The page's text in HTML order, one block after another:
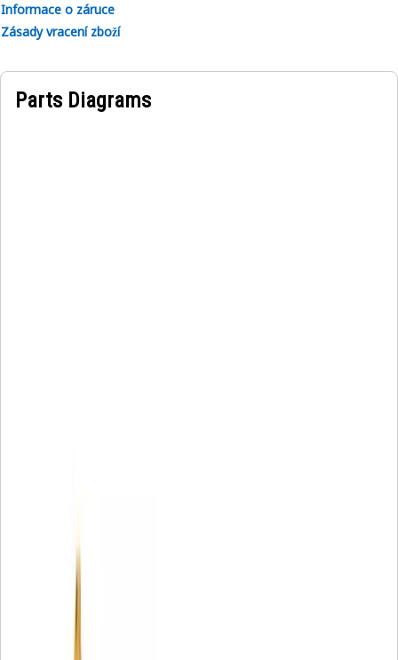
Informace o záruce
Zásady vracení zboží
Parts Diagrams